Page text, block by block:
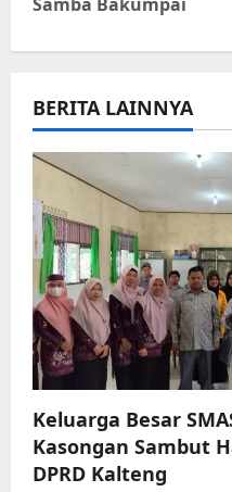
v
i
g
a
t
i
o
n
BERITA LAINNYA
Keluarga Besar
Kasongan Sambut
DPRD Kalteng